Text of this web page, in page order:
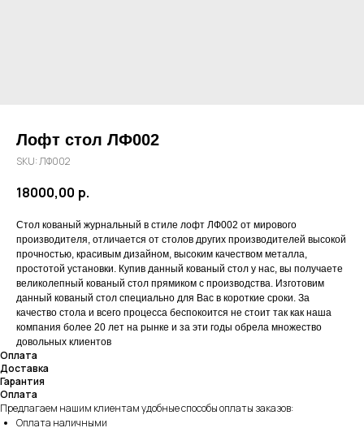
Лофт стол ЛФ002
SKU:ЛФ002
18000,00 р.
Стол кованый журнальный в стиле лофт ЛФ002 от мирового
производителя, отличается от столов других производителей высокой
прочностью, красивым дизайном, высоким качеством металла,
простотой установки. Купив данный кованый стол у нас, вы получаете
великолепный кованый стол прямиком с производства. Изготовим
данный кованый стол специально для Вас в короткие сроки. За
качество стола и всего процесса беспокоится не стоит так как наша
компания более 20 лет на рынке и за эти годы обрела множество
довольных клиентов
Оплата
Доставка
Гарантия
Оплата
Предлагаем нашим клиентам удобные способы оплаты заказов:
Оплата наличными